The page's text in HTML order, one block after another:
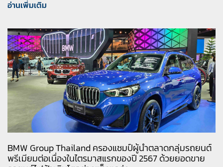
อ่านเพิ่มเติม
BMW Group Thailand ครองแชมป์ผู้นำตลาดกลุ่มรถยนต์
พรีเมียมต่อเนื่องในไตรมาสแรกของปี 2567 ด้วยยอดขาย